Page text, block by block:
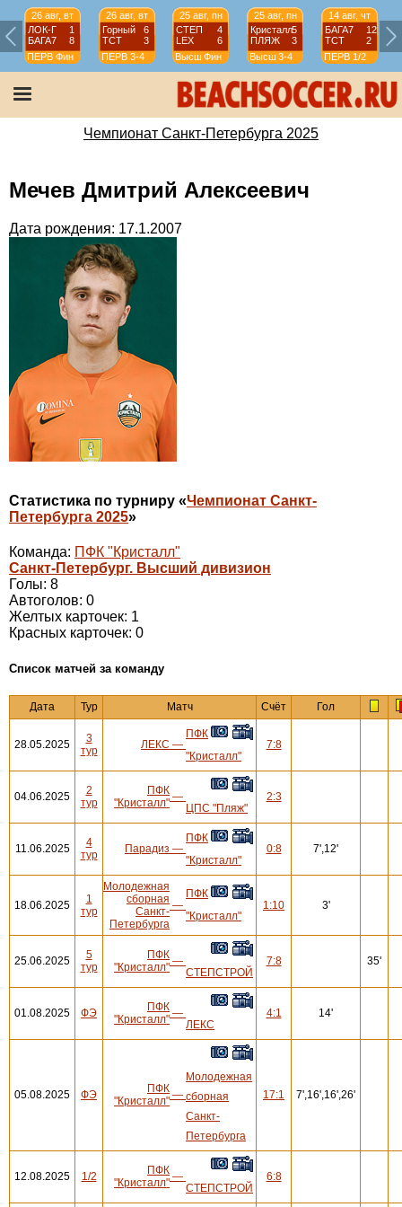
26 авг, вт
ЛОК-Г
1
БАГА7
8
ПЕРВ Фин
26 авг, вт
Горный
6
ТСТ
3
ПЕРВ 3-4
25 авг, пн
СТЕП
4
LEX
6
Высш Фин
25 авг, пн
Кристалл5
ПЛЯЖ
3
Высш 3-4
14 авг, чт
БАГА7
12
ТСТ
2
ПЕРВ 1/2
Чемпионат Санкт-Петербурга 2025
Мечев Дмитрий Алексеевич
Дата рождения: 17.1.2007
Статистика по турниру «Чемпионат Санкт-
Петербурга 2025»
Команда: ПФК "Кристалл"
Санкт-Петербург. Высший дивизион
Голы: 8
Автоголов: 0
Желтых карточек: 1
Красных карточек: 0
Cписок матчей за команду
Дата Тур Матч Счёт Гол
28.05.2025
3
тур
ЛЕКС —
ПФК
"Кристалл"
7:8
04.06.2025
2
тур
ПФК
"Кристалл" —
ЦПС "Пляж"
2:3
11.06.2025
4
тур
Парадиз —
ПФК
"Кристалл"
0:8 7',12'
18.06.2025
1
тур
Молодежная
сборная
Санкт-
Петербурга
—
ПФК
"Кристалл"
1:10 3'
25.06.2025
5
тур
ПФК
"Кристалл" —
СТЕПСТРОЙ
7:8 35'
01.08.2025 ФЭ
ПФК
"Кристалл" —
ЛЕКС
4:1 14'
05.08.2025 ФЭ
ПФК
"Кристалл" —
Молодежная
сборная
Санкт-
Петербурга
17:1 7',16',16',26'
12.08.2025 1/2
ПФК
"Кристалл" —
СТЕПСТРОЙ
6:8